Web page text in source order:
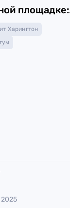
площадке:
Харингтон
2025